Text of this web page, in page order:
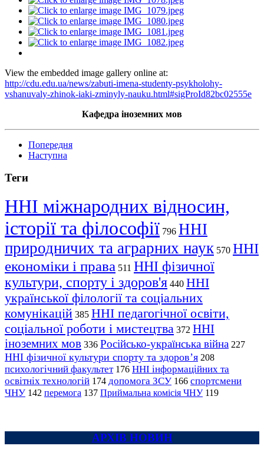
View the embedded image gallery online at:
http://cdu.edu.ua/news/zabuti-imena-studenty-psykholohy-
vshanuvaly-zhinok-iaki-zminyly-nauku.html#sigProId82bc02555e
Кафедра іноземних мов
Попередня
Наступна
Теги
ННІ міжнародних відносин,
історії та філософії 796 ННІ
природничих та аграрних наук 570 ННІ
економіки і права 511 ННІ фізичної
культури, спорту і здоров'я 440 ННІ
української філології та соціальних
комунікацій 385 ННІ педагогічної освіти,
соціальної роботи і мистецтва 372 ННІ
іноземних мов 336 Російсько-українська війна 227
ННІ фізичної культури спорту та здоров’я 208
психологічний факультет 176 ННІ інформаційних та
освітніх технологій 174 допомога ЗСУ 166 спортсмени
ЧНУ 142 перемога 137 Приймальна комісія ЧНУ 119
АРХІВ НОВИН